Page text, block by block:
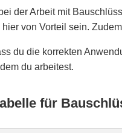
der Arbeit mit
von Vorteil sein.
du die korrekten
du arbeitest.
für